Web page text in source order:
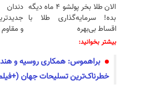
الان طلا بخر پولشو 4 ماه دیگه
بده! سرمایه‌گذاری طلا با
اقساط بی‌بهره
و
بیشتر بخوانید:
براهموس: همکاری روسیه و
خطرناک‌ترین تسلیحات جهان